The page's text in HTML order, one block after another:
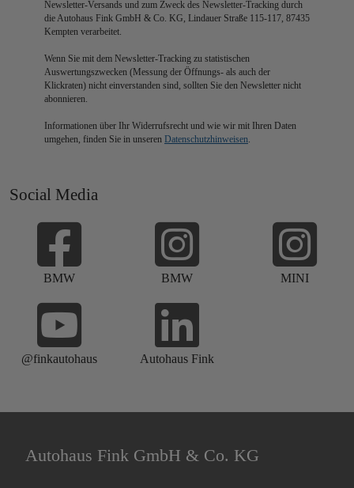
Newsletter-Versands und zum Zweck des Newsletter-Tracking durch
die Autohaus Fink GmbH & Co. KG, Lindauer Straße 115-117, 87435
Kempten verarbeitet.
Wenn Sie mit dem Newsletter-Tracking zu statistischen
Auswertungszwecken (Messung der Öffnungs- als auch der
Klickraten) nicht einverstanden sind, sollten Sie den Newsletter nicht
abonnieren.
Informationen über Ihr Widerrufsrecht und wie wir mit Ihren Daten
umgehen, finden Sie in unseren Datenschutzhinweisen
Social Media
BMW BMW MINI
@finkautohaus Autohaus Fink
Autohaus Fink GmbH & Co. KG